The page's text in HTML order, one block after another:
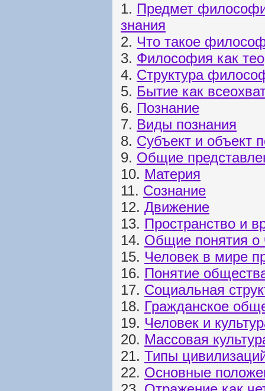
1. Предмет
знания
2. Что такое
3. Философия как
4. Структура
5. Бытие как
6. Познание
7. Виды познания
8. Субъект и объект
9. Общие
10. Материя
11. Сознание
12. Движение
13. Пространство и
14. Общие понятия о
15. Человек в мире
16. Понятие
17. Социальная
18. Гражданское
19. Человек и
20. Массовая
21. Типы
22. Основные